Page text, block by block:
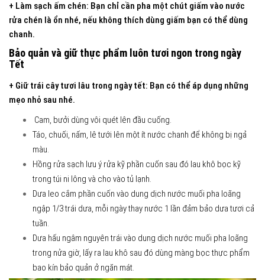
+ Làm sạch ấm chén: Bạn chỉ cần pha một chút giấm vào nước
rửa chén là ổn nhé, nếu không thích dùng giấm bạn có thể dùng
chanh.
Bảo quản và giữ thực phẩm luôn tươi ngon trong ngày
Tết
+ Giữ trái cây tươi lâu trong ngày tết: Bạn có thể áp dụng những
mẹo nhỏ sau nhé.
Cam, bưởi dùng vôi quét lên đầu cuống.
Táo, chuối, nấm, lê tưới lên một ít nước chanh để không bị ngả
màu.
Hồng rửa sạch lưu ý rửa kỹ phần cuốn sau đó lau khô bọc kỹ
trong túi ni lông và cho vào tủ lạnh.
Dưa leo cắm phần cuốn vào dung dịch nước muối pha loãng
ngập 1/3 trái dưa, mỗi ngày thay nước 1 lần đảm bảo dưa tươi cả
tuần.
Dưa hấu ngâm nguyên trái vào dung dịch nước muối pha loãng
trong nửa giờ, lấy ra lau khô sau đó dùng màng bọc thực phẩm
bao kín bảo quản ở ngăn mát.